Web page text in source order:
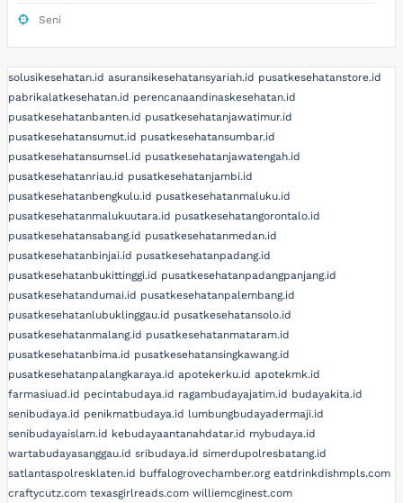
Seni
solusikesehatan.id asuransikesehatansyariah.id pusatkesehatanstore.id
pabrikalatkesehatan.id perencanaandinaskesehatan.id
pusatkesehatanbanten.id pusatkesehatanjawatimur.id
pusatkesehatansumut.id pusatkesehatansumbar.id
pusatkesehatansumsel.id pusatkesehatanjawatengah.id
pusatkesehatanriau.id pusatkesehatanjambi.id
pusatkesehatanbengkulu.id pusatkesehatanmaluku.id
pusatkesehatanmalukuutara.id pusatkesehatangorontalo.id
pusatkesehatansabang.id pusatkesehatanmedan.id
pusatkesehatanbinjai.id pusatkesehatanpadang.id
pusatkesehatanbukittinggi.id pusatkesehatanpadangpanjang.id
pusatkesehatandumai.id pusatkesehatanpalembang.id
pusatkesehatanlubuklinggau.id pusatkesehatansolo.id
pusatkesehatanmalang.id pusatkesehatanmataram.id
pusatkesehatanbima.id pusatkesehatansingkawang.id
pusatkesehatanpalangkaraya.id apotekerku.id apotekmk.id
farmasiuad.id pecintabudaya.id ragambudayajatim.id budayakita.id
senibudaya.id penikmatbudaya.id lumbungbudayadermaji.id
senibudayaislam.id kebudayaantanahdatar.id mybudaya.id
wartabudayasanggau.id sribudaya.id simerdupolresbatang.id
satlantaspolresklaten.id buffalogrovechamber.org eatdrinkdishmpls.com
craftycutz.com texasgirlreads.com williemcginest.com